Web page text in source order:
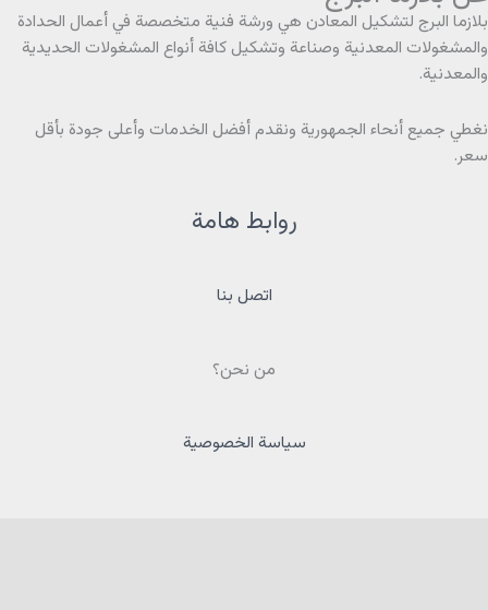
بلازما البرج لتشكيل المعادن هي ورشة فنية متخصصة في أعمال الحدادة
والمشغولات المعدنية وصناعة وتشكيل كافة أنواع المشغولات الحديدية
والمعدنية.
نغطي جميع أنحاء الجمهورية ونقدم أفضل الخدمات وأعلى جودة بأقل
سعر.
روابط هامة
اتصل بنا
من نحن؟
سياسة الخصوصية